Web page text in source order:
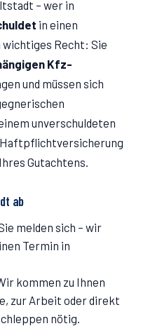
– wer in
in einen
Recht: Sie
Kfz-
und müssen sich
unverschuldeten
Gutachtens.
ab
melden sich – wir
Termin in
kommen zu Ihnen
zur Arbeit oder direkt
nötig.